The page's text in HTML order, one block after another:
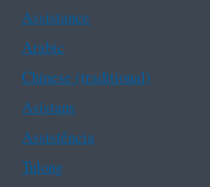
Assistance
Arabic
Chinese (traditional)
Asistans
Assistência
Tulong